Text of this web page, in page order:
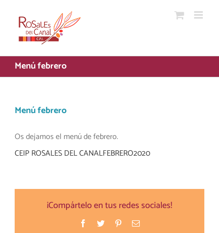
contenido
Menú febrero
Menú febrero
Os dejamos el menú de febrero.
CEIP ROSALES DEL CANALFEBRERO2020
¡Compártelo en tus redes sociales!
Facebook
Twitter PinterestCorreo